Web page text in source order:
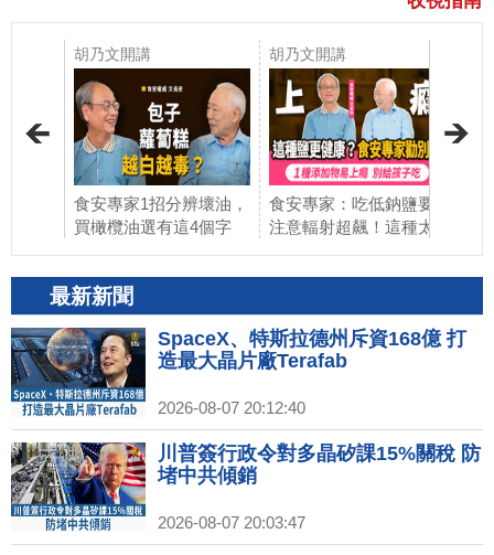
，高
又護
藥的
胡乃文開講
食安專家1招分辨壞油，
買橄欖油選有這4個字
不吃，蘿蔔糕饅頭越白
越要少吃。注意！這種
豆腐不要涼拌。別買牛
奶要買鮮奶，這3種較安
心。喝1杯它排毒｜胡乃
文開講 ft.文長安教授
_355
胡乃文開講
食安專家：吃低鈉鹽要
注意輻射超飆！這種太
吃超商？這1種添加物越
吃，會代謝不了！吃完
保健品吃高鈣食物會結
石！｜胡乃文開講 ft.文
水
更
最新新聞
SpaceX、特斯拉德州斥資168億 打
造最大晶片廠Terafab
2026-08-07 20:12:40
川普簽行政令對多晶矽課15%關稅 防
堵中共傾銷
2026-08-07 20:03:47